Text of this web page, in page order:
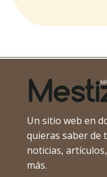
Un sitio web en
quieras saber de
noticias,
más.